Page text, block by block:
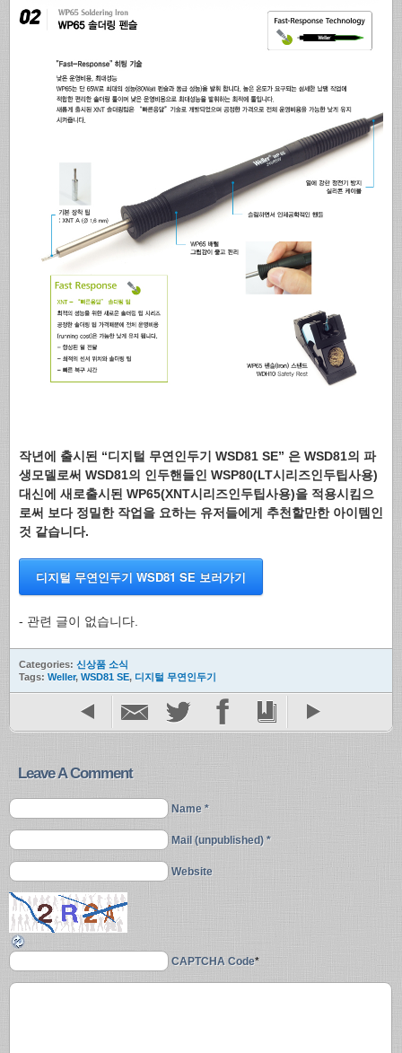
작년에 출시된 “디지털 무연인두기 WSD81 SE” 은 WSD81의 파
생모델로써 WSD81의 인두핸들인 WSP80(LT시리즈인두팁사용)
대신에 새로출시된 WP65(XNT시리즈인두팁사용)을 적용시킴으
로써 보다 정밀한 작업을 요하는 유저들에게 추천할만한 아이템인
것 같습니다.
디지털 무연인두기 WSD81 SE 보러가기
- 관련 글이 없습니다.
Categories: 신상품 소식
Tags: Weller, WSD81 SE, 디지털 무연인두기
Leave A Comment
Name *
Mail (unpublished) *
Website
CAPTCHA Code*